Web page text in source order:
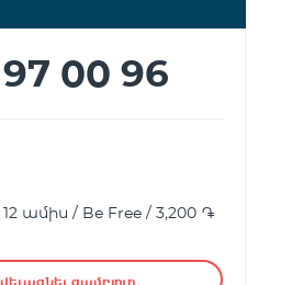
00 96
12 ամիս / Be Free / 3,200 ֏
զամբյուղ